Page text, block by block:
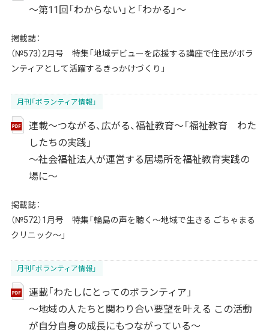
～第11回「わからない」と「わかる」～
掲載誌：
（№573）2月号 特集「地域デビューを応援する講座で住民がボラ
ンティアとして活躍するきっかけづくり」
月刊「ボランティア情報」
連載～つながる、広がる、福祉教育～「福祉教育 わた
したちの実践」
～社会福祉法人が運営する居場所を福祉教育実践の
場に～
掲載誌：
（№572）1月号 特集「輪島の声を聴く～地域で生きる ごちゃまる
クリニック～」
月刊「ボランティア情報」
連載「わたしにとってのボランティア」
～地域の人たちと関わり合い要望を叶える この活動
が自分自身の成長にもつながっている～